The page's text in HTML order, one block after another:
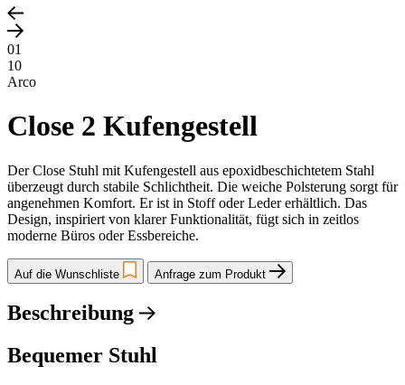
01
10
Arco
Close 2 Kufengestell
Der Close Stuhl mit Kufengestell aus epoxidbeschichtetem Stahl
überzeugt durch stabile Schlichtheit. Die weiche Polsterung sorgt für
angenehmen Komfort. Er ist in Stoff oder Leder erhältlich. Das
Design, inspiriert von klarer Funktionalität, fügt sich in zeitlos
moderne Büros oder Essbereiche.
Auf die Wunschliste Anfrage zum Produkt
Beschreibung
Bequemer Stuhl